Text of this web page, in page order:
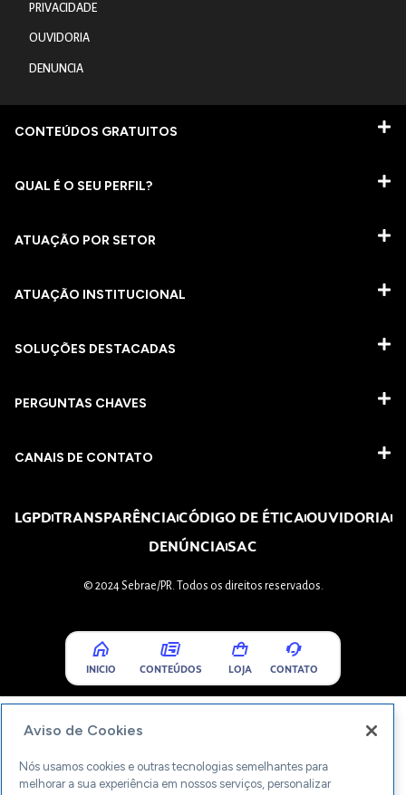
PRIVACIDADE
OUVIDORIA
DENUNCIA
CONTEÚDOS GRATUITOS
QUAL É O SEU PERFIL?
ATUAÇÃO POR SETOR
ATUAÇÃO INSTITUCIONAL
SOLUÇÕES DESTACADAS
PERGUNTAS CHAVES​
CANAIS DE CONTATO
LGPDTRANSPARÊNCIACÓDIGO DE ÉTICAOUVIDORIA
DENÚNCIASAC
© 2024 Sebrae/PR. Todos os direitos reservados.
INICIO CONTEÚDOS LOJA CONTATO
Aviso de Cookies
Nós usamos cookies e outras tecnologias semelhantes para
melhorar a sua experiência em nossos serviços, personalizar